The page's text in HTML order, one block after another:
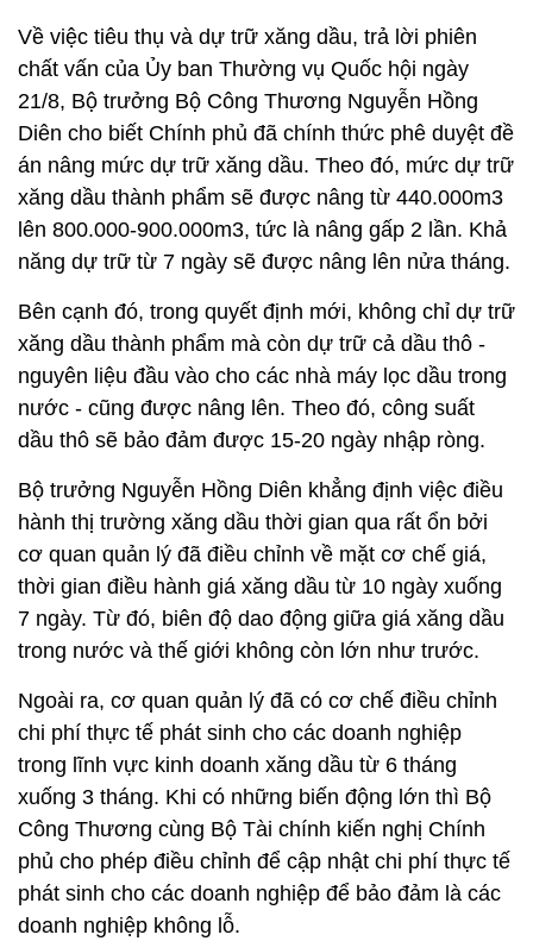
Về việc tiêu thụ và dự trữ xăng dầu, trả lời phiên
chất vấn của Ủy ban Thường vụ Quốc hội ngày
21/8, Bộ trưởng Bộ Công Thương Nguyễn Hồng
Diên cho biết Chính phủ đã chính thức phê duyệt đề
án nâng mức dự trữ xăng dầu. Theo đó, mức dự trữ
xăng dầu thành phẩm sẽ được nâng từ 440.000m3
lên 800.000-900.000m3, tức là nâng gấp 2 lần. Khả
năng dự trữ từ 7 ngày sẽ được nâng lên nửa tháng.
Bên cạnh đó, trong quyết định mới, không chỉ dự trữ
xăng dầu thành phẩm mà còn dự trữ cả dầu thô -
nguyên liệu đầu vào cho các nhà máy lọc dầu trong
nước - cũng được nâng lên. Theo đó, công suất
dầu thô sẽ bảo đảm được 15-20 ngày nhập ròng.
Bộ trưởng Nguyễn Hồng Diên khẳng định việc điều
hành thị trường xăng dầu thời gian qua rất ổn bởi
cơ quan quản lý đã điều chỉnh về mặt cơ chế giá,
thời gian điều hành giá xăng dầu từ 10 ngày xuống
7 ngày. Từ đó, biên độ dao động giữa giá xăng dầu
trong nước và thế giới không còn lớn như trước.
Ngoài ra, cơ quan quản lý đã có cơ chế điều chỉnh
chi phí thực tế phát sinh cho các doanh nghiệp
trong lĩnh vực kinh doanh xăng dầu từ 6 tháng
xuống 3 tháng. Khi có những biến động lớn thì Bộ
Công Thương cùng Bộ Tài chính kiến nghị Chính
phủ cho phép điều chỉnh để cập nhật chi phí thực tế
phát sinh cho các doanh nghiệp để bảo đảm là các
doanh nghiệp không lỗ.